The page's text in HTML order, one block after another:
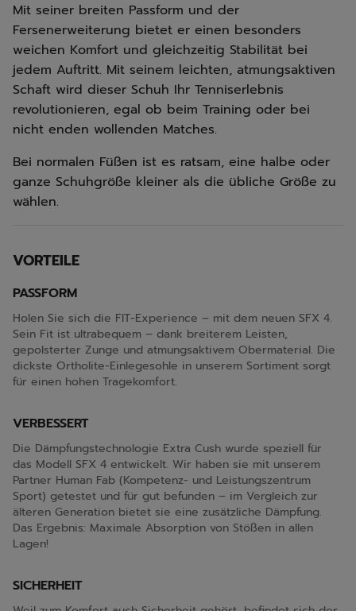
Mit seiner breiten Passform und der
Fersenerweiterung bietet er einen besonders
weichen Komfort und gleichzeitig Stabilität bei
jedem Auftritt. Mit seinem leichten, atmungsaktiven
Schaft wird dieser Schuh Ihr Tenniserlebnis
revolutionieren, egal ob beim Training oder bei
nicht enden wollenden Matches.
Bei normalen Füßen ist es ratsam, eine halbe oder
ganze Schuhgröße kleiner als die übliche Größe zu
wählen.
VORTEILE
PASSFORM
Holen Sie sich die FIT-Experience – mit dem neuen SFX 4.
Sein Fit ist ultrabequem – dank breiterem Leisten,
gepolsterter Zunge und atmungsaktivem Obermaterial. Die
dickste Ortholite-Einlegesohle in unserem Sortiment sorgt
für einen hohen Tragekomfort.
VERBESSERT
Die Dämpfungstechnologie Extra Cush wurde speziell für
das Modell SFX 4 entwickelt. Wir haben sie mit unserem
Partner Human Fab (Kompetenz- und Leistungszentrum
Sport) getestet und für gut befunden – im Vergleich zur
älteren Generation bietet sie eine zusätzliche Dämpfung.
Das Ergebnis: Maximale Absorption von Stößen in allen
Lagen!
SICHERHEIT